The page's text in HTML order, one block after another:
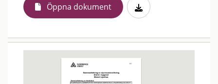
Öppna dokument